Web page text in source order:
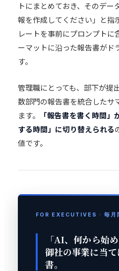
トにまとめておき、そのデ
報を作成してください」と指
レートを事前にプロンプトに
ーマットに沿った報告書がド
す。
管理職にとっても、部下が提
数部門の報告書を統合したサ
ます。
「報告書を書く時間
する時間」に切り替えられる
値です。
FOR EXECUTIVES · 毎月
「AI、何から始
御社の事業に当
書。